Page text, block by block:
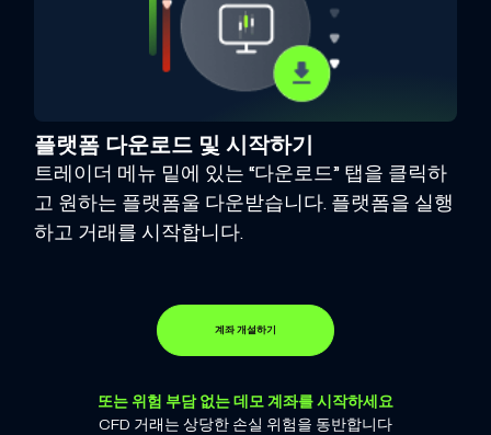
플랫폼 다운로드 및 시작하기
트레이더 메뉴 밑에 있는 “다운로드” 탭을 클릭하
고 원하는 플랫폼울 다운받습니다. 플랫폼을 실행
하고 거래를 시작합니다.
계좌 개설하기
또는 위험 부담 없는 데모 계좌를 시작하세요
CFD 거래는 상당한 손실 위험을 동반합니다